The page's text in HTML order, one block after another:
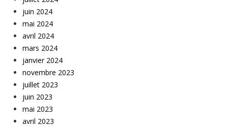
juin 2024
mai 2024
avril 2024
mars 2024
janvier 2024
novembre 2023
juillet 2023
juin 2023
mai 2023
avril 2023